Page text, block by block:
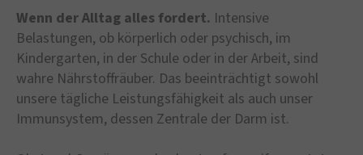
Wenn der Alltag alles fordert. Intensive
Belastungen, ob körperlich oder psychisch, im
Kindergarten, in der Schule oder in der Arbeit, sind
wahre Nährstoffräuber. Das beeinträchtigt sowohl
unsere tägliche Leistungsfähigkeit als auch unser
Immunsystem, dessen Zentrale der Darm ist.